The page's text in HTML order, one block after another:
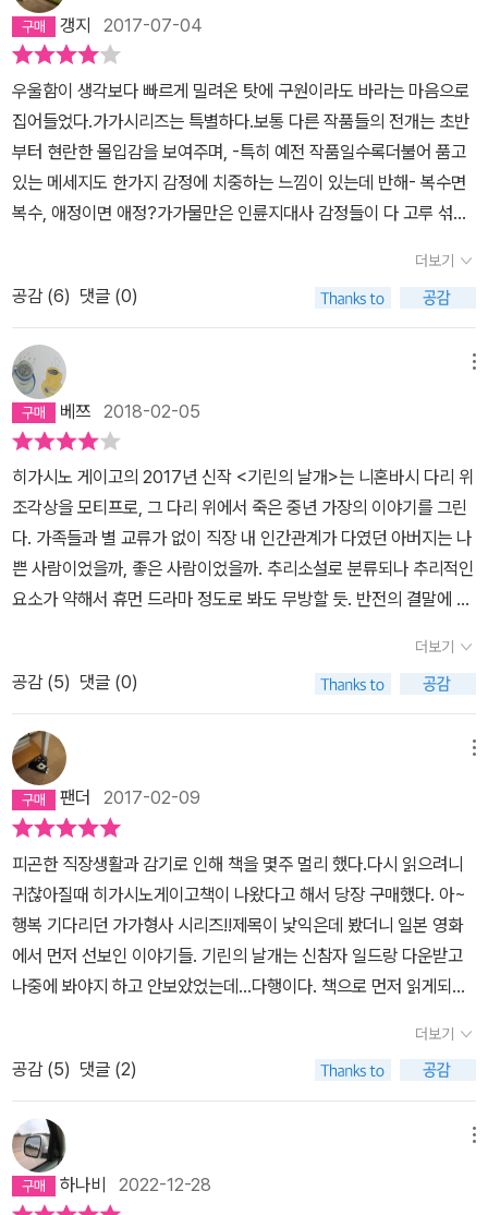
하는데.. 형사들이 수사하던 중에 야시마가 작업중 사고를 당했다는
게 드러나고 회사사람은 아빠가 지시해서 산재신고를 하지 않고 해고
했다고 주장한다. 결국 아빠는 야시마가 복수심 때문에 살해했고, 죽
어 마땅한 사람이 되고 말았다. 나는 아빠에 대해 하는게 하나도 없다.
아빠는 정말 그런 사람이었을까?히가시노 게이고. 1958 ~ . 일본 소
설가.가가 교이치로 형사에 대한 기대감가가 형사 시리즈 장품 중 세
번째로 읽는 책이다. 히가시노 게이고가 쓴 책은 워낙 쉽고 빠르게 읽
을 수 있어서 머리 아프고 생각을 많이 해야 하는 책을 읽은 후에 머리
식힐 겸 읽는 편이다. 특히 이전에 읽었던 《악의》는 게이고가 쓴 소설
중에서도 걸작이라고 생각하기 때문에 가가 교이치로 형사가 활약하
고 줄간격도 넓어서 다른 책 400 페이지보다야 양이 적겠지만 그래
도 꽤 두껍다. 하지만 굉장히 빨리 읽을 수 있는 것이 게이고 소설의
최대 장점. 보통 이 정도면 3~4일은 걸리는데 하루에 다 읽을 수 있
었다. 게이고가 쓴 소설은 이런 면에서는 실망시키는 법이 없다.사건
은 단순하게 끝나는 듯 하다. 범인도 명확해 보인다. 하지만 다케아키
(피살자)가 죽기 전에 종이학을 접어서 칠복신 순례를 한다든지, 구태
여 니혼바시 다리까지 가서 죽는다든지 하는 알 수 없는 행동들이 수
사 과정에서 드러나면서 가가 형사는 다케아키의 죽음에 의문을 갖게
된다. 특히, 유력한 용의자였던 야시마 후유키가 죽은 후, 공소권 없음
혀지는 진실은..니혼바시 다리에 있는 기린의 모습흥미진진한 전개,
엉뚱한 결말게이고는 엄청난 다작 작가이다. 그가 쓴 책을 꽤 읽었는
데 소설의 질이 고르지 않다. 기본적으로 몰입감이 뛰어나고 쉽게 읽
히기는 하는데 걸작이 있는가 하면 졸작도 있다. 《기린의 날개》는 어
떠냐고 물어 본다면 전반 3/4는 꽤 괜찮지만 후반 1/4는 만족스럽지
않다. 초중반 부분은 정말 재미있다. 특히 다케아키가 야시마의 산재
처리를 해 주지 않아서 비난을 받으며 남아 있는 가족들이 이지메를
당하는 장면이라든지 매스미디어가 사건을 자극적으로 보도하기 위
해서 야시마의 애인인 나카하라 가오리를 설득하는 장면에서는 사회
문제를 다루기도 한다.하지만 사건에 대한 중요한 단서가 되는 3년
전 수영장 사건은 너무 나중에 나왔다. 힌트도 전혀 없었다. 독자는 다
른 곳에 머리쓰게 만들고 전혀 엉뚱한 곳에서 마무리지어 버린다. 이
잘못해서 독자를 배신한 것이라고 생각한다. 서울역 광장에 보물이
묻혀 있다고 찾으라고 하더니 사실은 광화문 광장에 파묻어 놓은 꼴
이다. 반전에 너무 신경을 쓴 나머지 서로 다른 플롯 두 개를 억지로
붙여 놓은 것 같다. 게다가 이지메 문제라든지 매스미디어의 폭력같
은 것은 건드리기만 하고 지나간다. 의식있는 사회파 소설 작가라는
타이틀을 잃지 않기 위해서 끼워넣어 놓은 것 같다.인물의 행동에서
갱지 2017-07-04
우울함이 생각보다 빠르게 밀려온 탓에 구원이라도 바라는 마음으로
집어들었다.가가시리즈는 특별하다.보통 다른 작품들의 전개는 초반
부터 현란한 몰입감을 보여주며, -특히 예전 작품일수록더불어 품고
있는 메세지도 한가지 감정에 치중하는 느낌이 있는데 반해- 복수면
복수, 애정이면 애정?가가물만은 인륜지대사 감정들이 다 고루 섞여
것은 그런 까닭인 듯 하다. -물론 매력적인 주인공의 덕도+개인적으
로 팬이고 이번 작품도 적당히 재밌게보았다.-별점은 팬심이라아베
히로시...도리도리, 가가형사님을 자주 볼 수 있도록 시리즈물이 좀 더
많이 나왔으면 좋겠습니다.듣고있나 히가시노씨?
더보기
공감 (6) 댓글 (0)
베쯔 2018-02-05
히가시노 게이고의 2017년 신작 <기린의 날개>는 니혼바시 다리 위
조각상을 모티프로, 그 다리 위에서 죽은 중년 가장의 이야기를 그린
다. 가족들과 별 교류가 없이 직장 내 인간관계가 다였던 아버지는 나
쁜 사람이었을까, 좋은 사람이었을까. 추리소설로 분류되나 추리적인
요소가 약해서 휴먼 드라마 정도로 봐도 무방할 듯. 반전의 결말에 이
있다. 요즘 본 영화 '신과 함께'도 주호민 작가의 만화 원작과 180도
다르게 만들고 한국 관객들이 좋아하는 신파를 잔뜩 버무렸던데.효율
적이고 기계적으로 플롯을 잘 짜는 작가라고 평소 생각하는데 가끔
그런 소설이 읽고 싶어진다. 그건 히가시노 게이고밖에 못 한다.
더보기
공감 (5) 댓글 (0)
팬더 2017-02-09
피곤한 직장생활과 감기로 인해 책을 몇주 멀리 했다.다시 읽으려니
귀찮아질때 히가시노게이고책이 나왔다고 해서 당장 구매했다. 아~
행복 기다리던 가가형사 시리즈!!제목이 낯익은데 봤더니 일본 영화
에서 먼저 선보인 이야기들. 기린의 날개는 신참자 일드랑 다운받고
나중에 봐야지 하고 안보았었는데...다행이다. 책으로 먼저 읽게되어
다 너무 늦게 접한다고 생각하니 속상하다. ㅜㅜ 자꾸 옛날꺼만 나오
구살인사건이 일어나고 진실을 파헤치는 가가형사살인사건이 아귀가
딱딱 맞아떨어지는데도 가가형사는 사소한 증거물과 탐문조사를 토
대로 사건을 실마리를 찾는다 그러자 드러나는 또 다른 이야기들... 진
짜 가가형사의 남다른 추리능력은 대단! 사소한 증거물, 대화에서 어
떻게 저런 추리가 나오는거지... 후반부터는 피해자의 진실을 알게 되
더보기
공감 (5) 댓글 (2)
하나비 2022-12-28